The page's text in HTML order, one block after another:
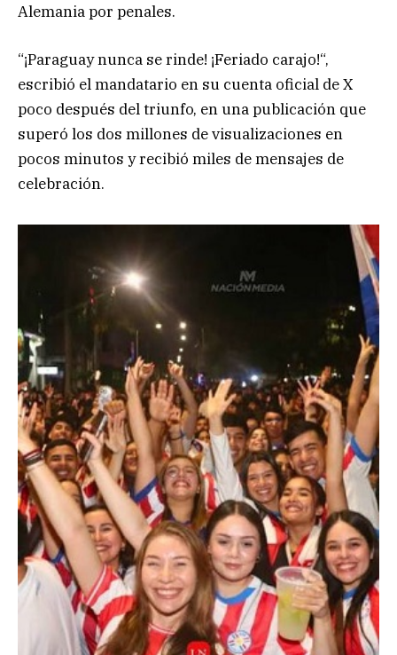
Alemania por penales.
“¡Paraguay nunca se rinde! ¡Feriado carajo!“,
escribió el mandatario en su cuenta oficial de X
poco después del triunfo, en una publicación que
superó los dos millones de visualizaciones en
pocos minutos y recibió miles de mensajes de
celebración.